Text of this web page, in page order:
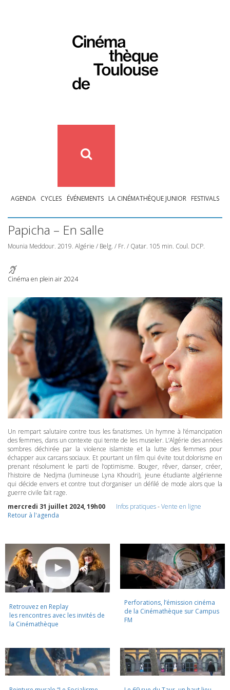
AGENDA CYCLES ÉVÉNEMENTS LA CINÉMATHÈQUE JUNIOR FESTIVALS
Papicha – En salle
Mounia Meddour. 2019. Algérie / Belg. / Fr. / Qatar. 105 min. Coul. DCP.
Cinéma en plein air 2024
Un rempart salutaire contre tous les fanatismes. Un hymne à l’émancipation
des femmes, dans un contexte qui tente de les museler. L’Algérie des années
sombres déchirée par la violence islamiste et la lutte des femmes pour
échapper aux carcans sociaux. Et pourtant un film qui évite tout dolorisme en
prenant résolument le parti de l’optimisme. Bouger, rêver, danser, créer,
l’histoire de Nedjma (lumineuse Lyna Khoudri), jeune étudiante algérienne
qui décide envers et contre tout d’organiser un défilé de mode alors que la
guerre civile fait rage.
mercredi 31 juillet 2024, 19h00
Infos pratiques-Vente en ligne
Retour à l'agenda
Retrouvez en Replay
les rencontres avec les invités de
la Cinémathèque
Perforations, l’émission cinéma
de la Cinémathèque sur Campus
FM